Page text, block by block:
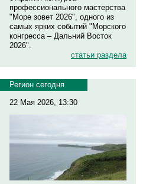
профессионального мастерства
"Море зовет 2026", одного из
самых ярких событий "Морского
конгресса – Дальний Восток
2026".
статьи раздела
Регион сегодня
22 Мая 2026, 13:30